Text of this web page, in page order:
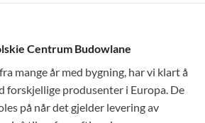
Centrum Budowlane
mange år med bygning, har vi klart å
forskjellige produsenter i Europa. De
på når det gjelder levering av